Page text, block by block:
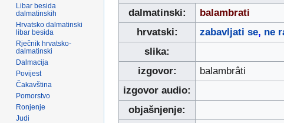
dalmatinski:
balambrati
hrvatski:
zabavljati se, ne
slika:
izgovor:
balambrâti
izgovor audio:
objašnjenje:
Libar besida
dalmatinskih
Hrvatsko dalmatinski
libar besida
Rječnik hrvatsko-
dalmatinski
Dalmacija
Povijest
Čakavština
Pomorstvo
Ronjenje
Judi